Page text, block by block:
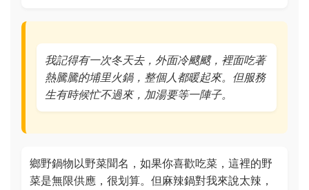
我記得有一次冬天去，外面冷颼颼，裡面吃著
熱騰騰的埔里火鍋，整個人都暖起來。但服務
生有時候忙不過來，加湯要等一陣子。
鄉野鍋物以野菜聞名，如果你喜歡吃菜，這裡的野
菜是無限供應，很划算。但麻辣鍋對我來說太辣，